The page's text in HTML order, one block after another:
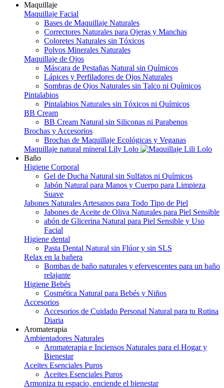
Maquillaje
Maquillaje Facial
Bases de Maquillaje Naturales
Correctores Naturales para Ojeras y Manchas
Coloretes Naturales sin Tóxicos
Polvos Minerales Naturales
Maquillaje de Ojos
Máscara de Pestañas Natural sin Químicos
Lápices y Perfiladores de Ojos Naturales
Sombras de Ojos Naturales sin Talco ni Químicos
Pintalabios
Pintalabios Naturales sin Tóxicos ni Químicos
BB Cream
BB Cream Natural sin Siliconas ni Parabenos
Brochas y Accesorios
Brochas de Maquillaje Ecológicas y Veganas
Maquillaje natural mineral Lily Lolo
Baño
Higiene Corporal
Gel de Ducha Natural sin Sulfatos ni Químicos
Jabón Natural para Manos y Cuerpo para Limpieza
Suave
Jabones Naturales Artesanos para Todo Tipo de Piel
Jabones de Aceite de Oliva Naturales para Piel Sensible
abón de Glicerina Natural para Piel Sensible y Uso
Facial
Higiene dental
Pasta Dental Natural sin Flúor y sin SLS
Relax en la bañera
Bombas de baño naturales y efervescentes para un baño
relajante
Higiene Bebés
Cosmética Natural para Bebés y Niños
Accesorios
Accesorios de Cuidado Personal Natural para tu Rutina
Diaria
Aromaterapia
Ambientadores Naturales
Aromaterapia e Inciensos Naturales para el Hogar y
Bienestar
Aceites Esenciales Puros
Aceites Esenciales Puros
Armoniza tu espacio, enciende el bienestar